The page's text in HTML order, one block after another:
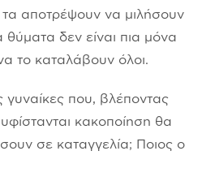
αποτρέψουν να μιλήσουν
θύματα δεν είναι πια μόνα
το καταλάβουν όλοι.
γυναίκες που, βλέποντας
κακοποίηση θα
σε καταγγελία; Ποιος ο